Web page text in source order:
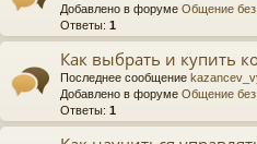
Добавлено в форуме Общение без
Ответы: 1
Как выбрать и купить
Последнее сообщение
Добавлено в форуме Общение без
Ответы: 1